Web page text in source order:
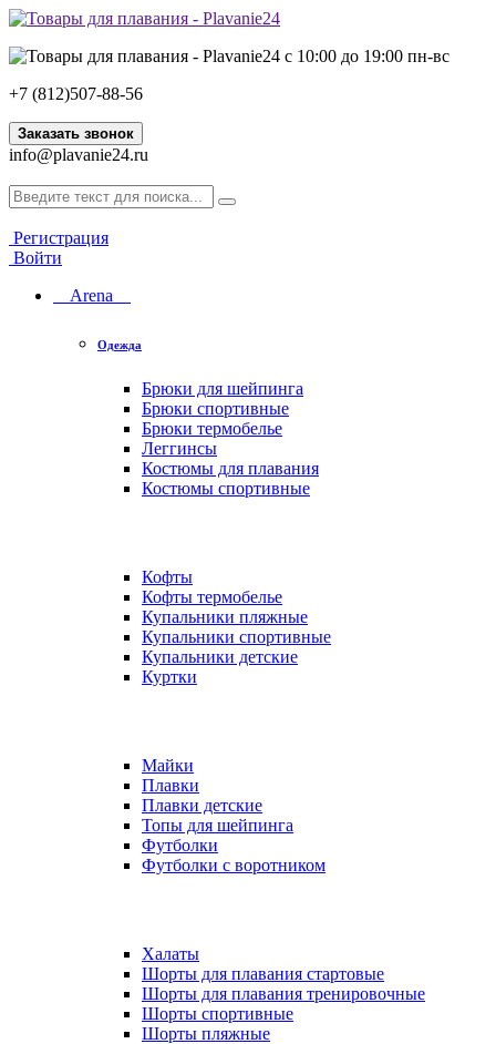
с 10:00 до 19:00 пн-вс
+7 (812)507-88-56
Заказать звонок
info@plavanie24.ru
Регистрация
Войти
Arena
Одежда
Брюки для шейпинга
Брюки спортивные
Брюки термобелье
Леггинсы
Костюмы для плавания
Костюмы спортивные
Кофты
Кофты термобелье
Купальники пляжные
Купальники спортивные
Купальники детские
Куртки
Майки
Плавки
Плавки детские
Топы для шейпинга
Футболки
Футболки с воротником
Халаты
Шорты для плавания стартовые
Шорты для плавания тренировочные
Шорты спортивные
Шорты пляжные